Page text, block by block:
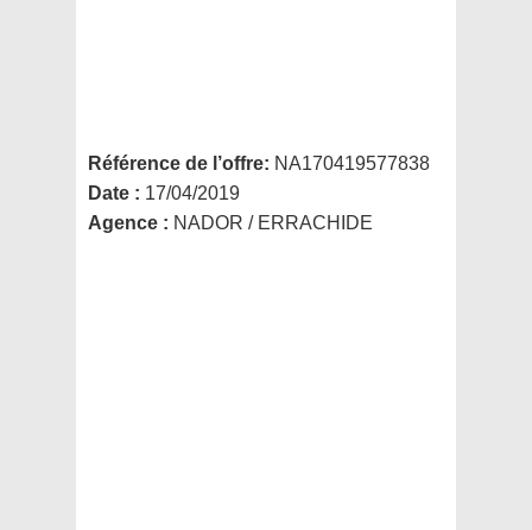
Référence de l’offre: NA170419577838
Date : 17/04/2019
Agence : NADOR / ERRACHIDE